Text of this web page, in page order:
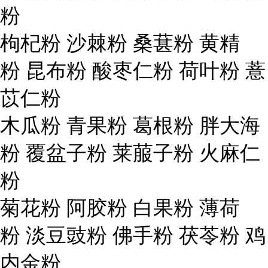
粉
枸杞粉 沙棘粉 桑葚粉 黄精
粉 昆布粉 酸枣仁粉 荷叶粉 薏
苡仁粉
木瓜粉 青果粉 葛根粉 胖大海
粉 覆盆子粉 莱菔子粉 火麻仁
粉
菊花粉 阿胶粉 白果粉 薄荷
粉 淡豆豉粉 佛手粉 茯苓粉 鸡
内金粉